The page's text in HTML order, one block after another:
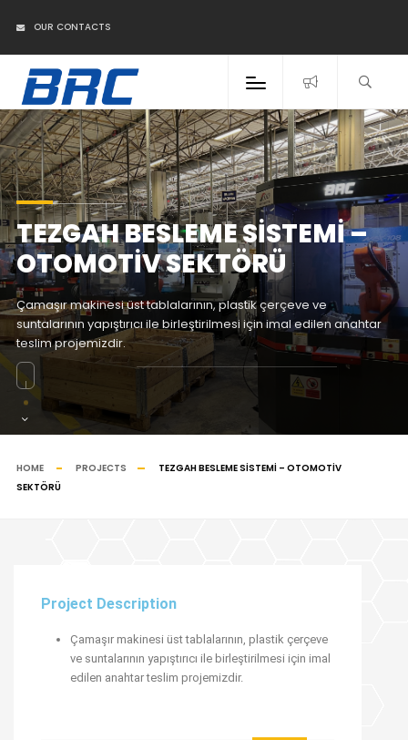
OUR CONTACTS
TEZGAH BESLEME SISTEMI –
OTOMOTIV SEKTÖRÜ
Çamaşır makinesi üst tablalarının, plastik çerçeve ve
suntalarının yapıştırıcı ile birleştirilmesi için imal edilen anahtar
teslim projemizdir.
HOME PROJECTS
TEZGAH BESLEME SISTEMI – OTOMOTIV
SEKTÖRÜ
Project Description
Çamaşır makinesi üst tablalarının, plastik çerçeve
ve suntalarının yapıştırıcı ile birleştirilmesi için imal
edilen anahtar teslim projemizdir.